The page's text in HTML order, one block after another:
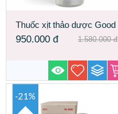
Thuốc xịt thảo dược Good
Nite cho đêm thăng hoa -
Made In USA
950.000 đ 1.580.000 đ
-21%